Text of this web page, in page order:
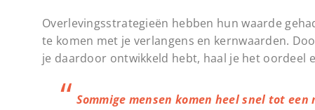
Overlevingsstrategieën hebben hun waarde
te komen met je verlangens en kernwaarden.
je daardoor ontwikkeld hebt, haal je het oordeel
Sommige mensen komen heel snel tot